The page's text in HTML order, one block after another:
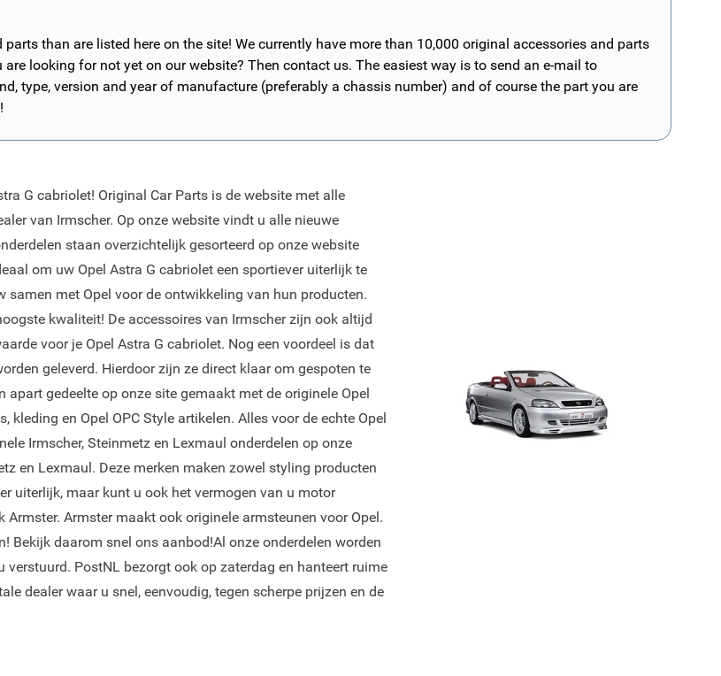
than are listed here on the site! We currently have more than 10,000 original accessories and parts
looking for not yet on our website? Then contact us. The easiest way is to send an e-mail to
type, version and year of manufacture (preferably a chassis number) and of course the part you are
G cabriolet! Original Car Parts is de website met alle
van Irmscher. Op onze website vindt u alle nieuwe
staan overzichtelijk gesorteerd op onze website
om uw Opel Astra G cabriolet een sportiever uiterlijk te
samen met Opel voor de ontwikkeling van hun producten.
kwaliteit! De accessoires van Irmscher zijn ook altijd
voor je Opel Astra G cabriolet. Nog een voordeel is dat
geleverd. Hierdoor zijn ze direct klaar om gespoten te
gedeelte op onze site gemaakt met de originele Opel
en Opel OPC Style artikelen. Alles voor de echte Opel
Irmscher, Steinmetz en Lexmaul onderdelen op onze
en Lexmaul. Deze merken maken zowel styling producten
uiterlijk, maar kunt u ook het vermogen van u motor
Armster maakt ook originele armsteunen voor Opel.
Bekijk daarom snel ons aanbod!Al onze onderdelen worden
PostNL bezorgt ook op zaterdag en hanteert ruime
dealer waar u snel, eenvoudig, tegen scherpe prijzen en de